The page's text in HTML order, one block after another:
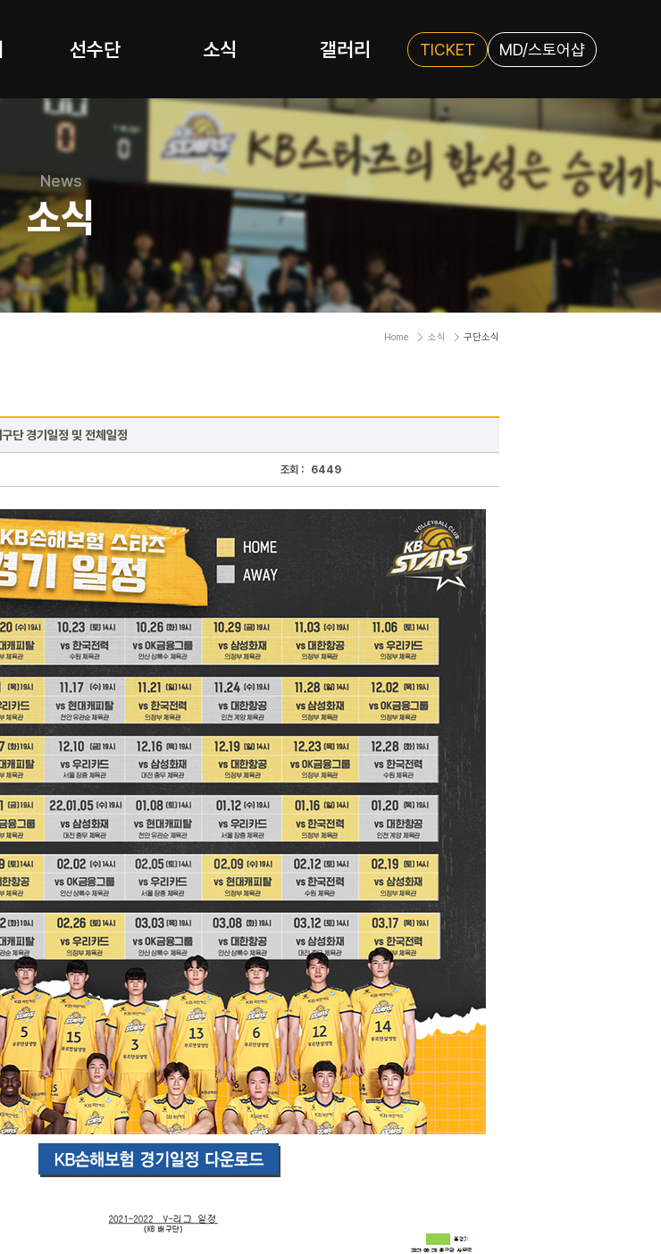
선수단 소식 갤러리 TICKET MD/스토어샵
Home 소식 구단소식
경기일정 및 전체일정
조회 : 6449